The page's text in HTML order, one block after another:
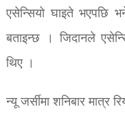
एसेन्सियो घाइते भएपछि
बताइन्छ । जिदानले
थिए ।
न्यू जर्सीमा शनिबार मात्र